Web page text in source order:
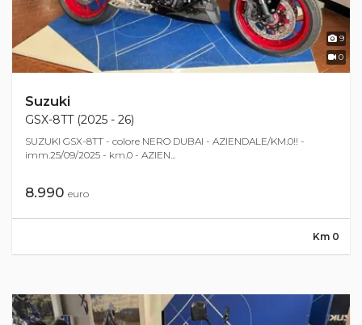
9
0
Suzuki
GSX-8TT (2025 - 26)
SUZUKI GSX-8TT - colore NERO DUBAI - AZIENDALE/KM.0!! -
imm.25/09/2025 - km.0 - AZIEN...
8.990 euro
Km 0